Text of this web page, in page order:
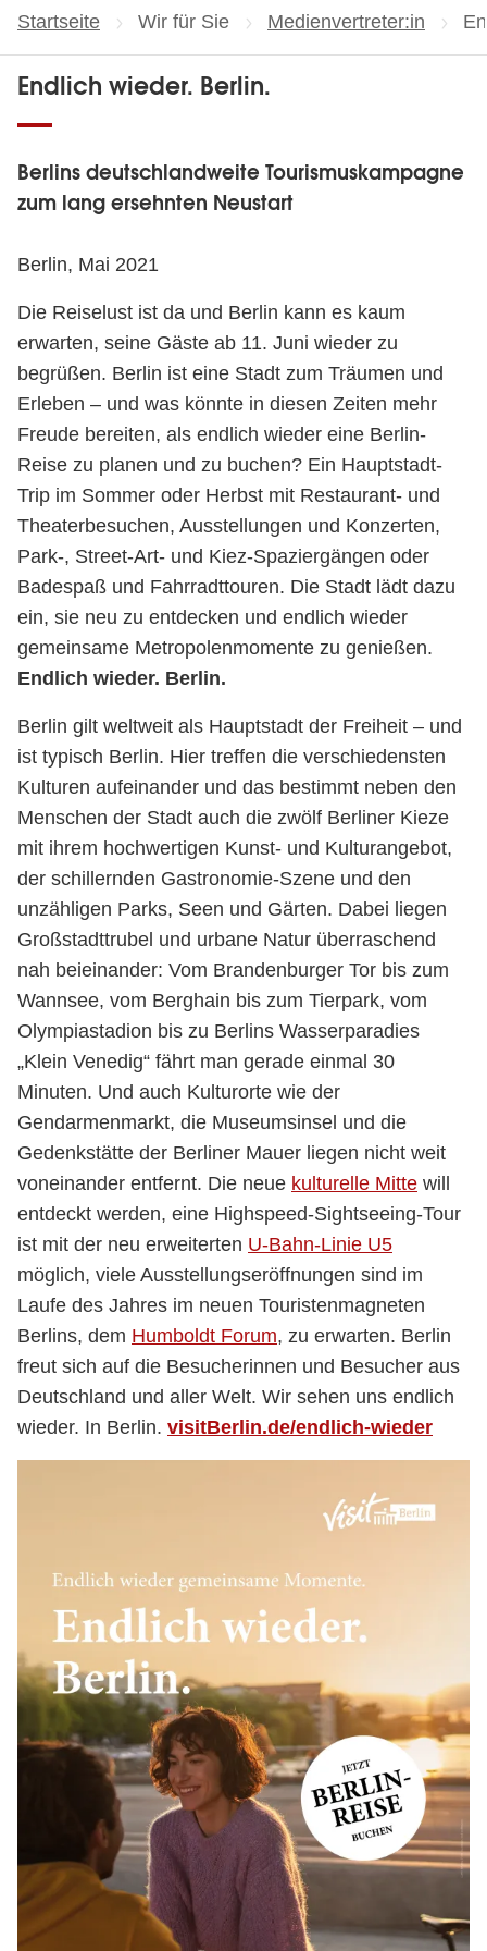
Startseite Wir für Sie Medienvertreter:in
Endlich wieder. Berlin.
Berlins deutschlandweite Tourismuskampagne
zum lang ersehnten Neustart
Berlin, Mai 2021
Die Reiselust ist da und Berlin kann es kaum
erwarten, seine Gäste ab 11. Juni wieder zu
begrüßen. Berlin ist eine Stadt zum Träumen und
Erleben – und was könnte in diesen Zeiten mehr
Freude bereiten, als endlich wieder eine Berlin-
Reise zu planen und zu buchen? Ein Hauptstadt-
Trip im Sommer oder Herbst mit Restaurant- und
Theaterbesuchen, Ausstellungen und Konzerten,
Park-, Street-Art- und Kiez-Spaziergängen oder
Badespaß und Fahrradttouren. Die Stadt lädt dazu
ein, sie neu zu entdecken und endlich wieder
gemeinsame Metropolenmomente zu genießen.
Endlich wieder. Berlin.
Berlin gilt weltweit als Hauptstadt der Freiheit – und
ist typisch Berlin. Hier treffen die verschiedensten
Kulturen aufeinander und das bestimmt neben den
Menschen der Stadt auch die zwölf Berliner Kieze
mit ihrem hochwertigen Kunst- und Kulturangebot,
der schillernden Gastronomie-Szene und den
unzähligen Parks, Seen und Gärten. Dabei liegen
Großstadttrubel und urbane Natur überraschend
nah beieinander: Vom Brandenburger Tor bis zum
Wannsee, vom Berghain bis zum Tierpark, vom
Olympiastadion bis zu Berlins Wasserparadies
„Klein Venedig“ fährt man gerade einmal 30
Minuten. Und auch Kulturorte wie der
Gendarmenmarkt, die Museumsinsel und die
Gedenkstätte der Berliner Mauer liegen nicht weit
voneinander entfernt. Die neue kulturelle Mitte will
entdeckt werden, eine Highspeed-Sightseeing-Tour
ist mit der neu erweiterten U-Bahn-Linie U5
möglich, viele Ausstellungseröffnungen sind im
Laufe des Jahres im neuen Touristenmagneten
Berlins, dem Humboldt Forum, zu erwarten. Berlin
freut sich auf die Besucherinnen und Besucher aus
Deutschland und aller Welt. Wir sehen uns endlich
wieder. In Berlin. visitBerlin.de/endlich-wieder